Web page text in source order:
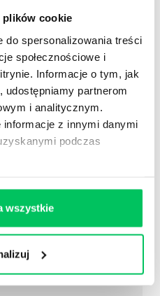
plików cookie
spersonalizowania treści
społecznościowe i
Informacje o tym, jak
partnerom
i analitycznym.
informacje z innymi danymi
podczas
wszystkie
pracowników
rocznego
menadżera
ORGANIZACJI:
kultury organizacyjnej
wykorzystanie
na poziomie